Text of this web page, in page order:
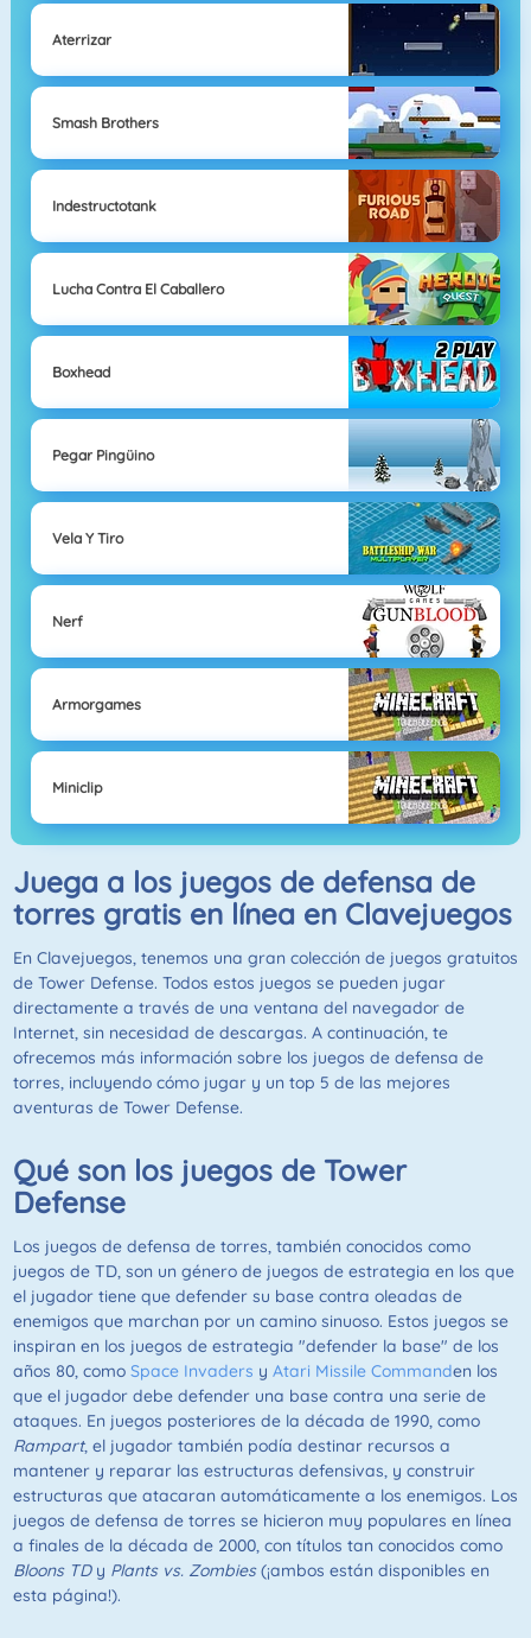
Aterrizar
Smash Brothers
Indestructotank
Lucha Contra El Caballero
Boxhead
Pegar Pingüino
Vela Y Tiro
Nerf
Armorgames
Miniclip
Juega a los juegos de defensa de
torres gratis en línea en Clavejuegos
En Clavejuegos, tenemos una gran colección de juegos gratuitos
de Tower Defense. Todos estos juegos se pueden jugar
directamente a través de una ventana del navegador de
Internet, sin necesidad de descargas. A continuación, te
ofrecemos más información sobre los juegos de defensa de
torres, incluyendo cómo jugar y un top 5 de las mejores
aventuras de Tower Defense.
Qué son los juegos de Tower
Defense
Los juegos de defensa de torres, también conocidos como
juegos de TD, son un género de juegos de estrategia en los que
el jugador tiene que defender su base contra oleadas de
enemigos que marchan por un camino sinuoso. Estos juegos se
inspiran en los juegos de estrategia "defender la base" de los
años 80, como Space Invaders y Atari Missile Commanden los
que el jugador debe defender una base contra una serie de
ataques. En juegos posteriores de la década de 1990, como
Rampart, el jugador también podía destinar recursos a
mantener y reparar las estructuras defensivas, y construir
estructuras que atacaran automáticamente a los enemigos. Los
juegos de defensa de torres se hicieron muy populares en línea
a finales de la década de 2000, con títulos tan conocidos como
Bloons TDy Plants vs. Zombies(¡ambos están disponibles en
esta página!).